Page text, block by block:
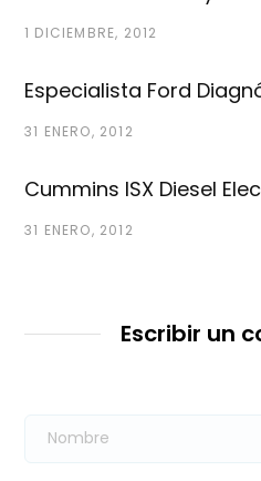
1 DICIEMBRE, 2012
Especialista Ford
31 ENERO, 2012
Cummins ISX Diesel
31 ENERO, 2012
Escribir un